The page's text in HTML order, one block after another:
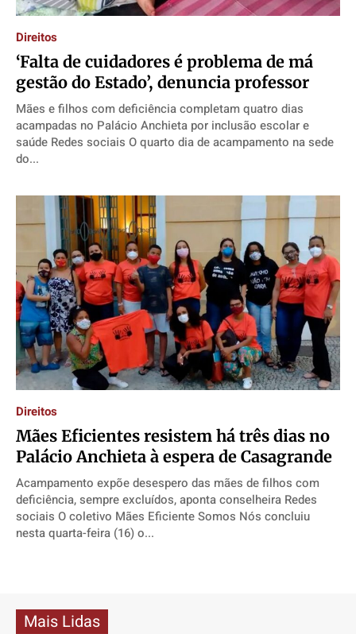
Economia
Cultura
Colunas
Caetano Roque
Gustavo Bastos
Publicidade Legal
Anuncie
Quem Somos
Expediente
Contato
Anuncie
Termos de Uso
Privacidade
Economia
Cultura
Colunas
Caetano Roque
Gustavo Bastos
Publicidade Legal
Anuncie
Quem Somos
Expediente
Contato
Anuncie
Termos de Uso
Privacidade
Economia
Cultura
Colunas
Caetano Roque
Gustavo Bastos
Publicidade Legal
Anuncie
Quem Somos
Expediente
Contato
Anuncie
Termos de Uso
Privacidade
Economia
Cultura
Colunas
Caetano Roque
Gustavo Bastos
Publicidade Legal
Anuncie
Quem Somos
Expediente
Contato
Anuncie
Termos de Uso
Privacidade
Direitos
‘Falta de cuidadores é problema de má
gestão do Estado’, denuncia professor
Mães e filhos com deficiência completam quatro dias
acampadas no Palácio Anchieta por inclusão escolar e
saúde Redes sociais O quarto dia de acampamento na sede
do...
Direitos
Mães Eficientes resistem há três dias no
Palácio Anchieta à espera de Casagrande
Acampamento expõe desespero das mães de filhos com
deficiência, sempre excluídos, aponta conselheira Redes
sociais O coletivo Mães Eficiente Somos Nós concluiu
nesta quarta-feira (16) o...
Mais Lidas